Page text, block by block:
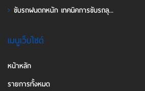
ขับรถฝนตกหนัก เทคนิคการขับรถลุ...
เมนูเว็บไซต์
หน้าหลัก
รายการทั้งหมด